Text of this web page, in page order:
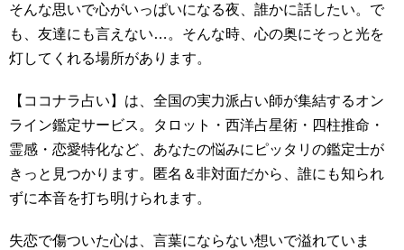
そんな思いで心がいっぱいになる夜、誰かに話したい。で
も、友達にも言えない…。そんな時、心の奥にそっと光を
灯してくれる場所があります。
【ココナラ占い】は、全国の実力派占い師が集結するオン
ライン鑑定サービス。タロット・西洋占星術・四柱推命・
霊感・恋愛特化など、あなたの悩みにピッタリの鑑定士が
きっと見つかります。匿名＆非対面だから、誰にも知られ
ずに本音を打ち明けられます。
失恋で傷ついた心は、言葉にならない想いで溢れていま